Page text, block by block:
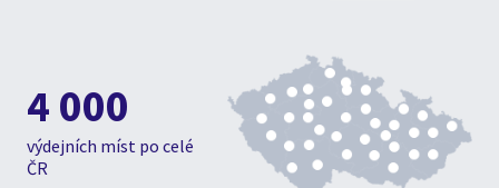
4 000
výdejních míst po celé
ČR